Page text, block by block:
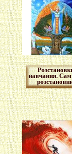
навчання. Сам